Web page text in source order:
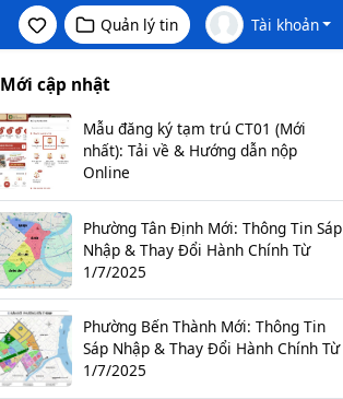
Quản lý tin Tài khoản
Mới cập nhật
Mẫu đăng ký tạm trú CT01 (Mới
nhất): Tải về & Hướng dẫn nộp
Online
Phường Tân Định Mới: Thông Tin Sáp
Nhập & Thay Đổi Hành Chính Từ
1/7/2025
Phường Bến Thành Mới: Thông Tin
Sáp Nhập & Thay Đổi Hành Chính Từ
1/7/2025